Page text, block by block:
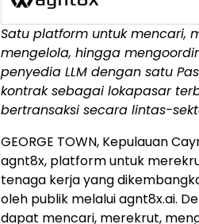
Satu platform untuk mencari,
mengelola, hingga
penyedia LLM dengan satu
kontrak sebagai lokapasar
bertransaksi secara lintas-
GEORGE TOWN, Kepulauan
agnt8x, platform untuk
tenaga kerja yang
oleh publik melalui agnt8x.ai.
dapat mencari, merekrut,